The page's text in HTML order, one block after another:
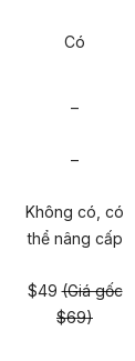
Có
–
–
Không có, có
thể nâng cấp
$49(Giá gốc
$69)